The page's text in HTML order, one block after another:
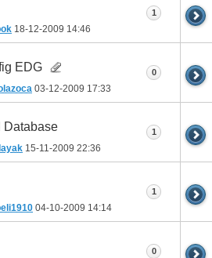
18-12-2009 14:46
1
EDG
03-12-2009 17:33
0
Database
15-11-2009 22:36
1
04-10-2009 14:14
1
0